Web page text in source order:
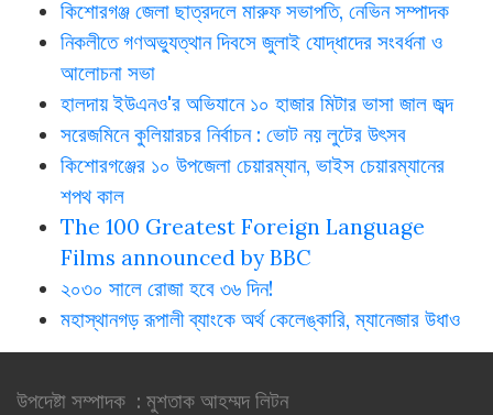
কিশোরগঞ্জ জেলা ছাত্রদলে মারুফ সভাপতি, নেভিন সম্পাদক
নিকলীতে গণঅভ্যুত্থান দিবসে জুলাই যোদ্ধাদের সংবর্ধনা ও
আলোচনা সভা
হালদায় ইউএনও'র অভিযানে ১০ হাজার মিটার ভাসা জাল জব্দ
সরেজমিনে কুলিয়ারচর নির্বাচন : ভোট নয় লুটের উৎসব
কিশোরগঞ্জের ১০ উপজেলা চেয়ারম্যান, ভাইস চেয়ারম্যানের
শপথ কাল
The 100 Greatest Foreign Language
Films announced by BBC
২০৩০ সালে রোজা হবে ৩৬ দিন!
মহাস্থানগড় রূপালী ব্যাংকে অর্থ কেলেঙ্কারি, ম্যানেজার উধাও
উপদেষ্টা সম্পাদক : মুশতাক আহম্মদ লিটন